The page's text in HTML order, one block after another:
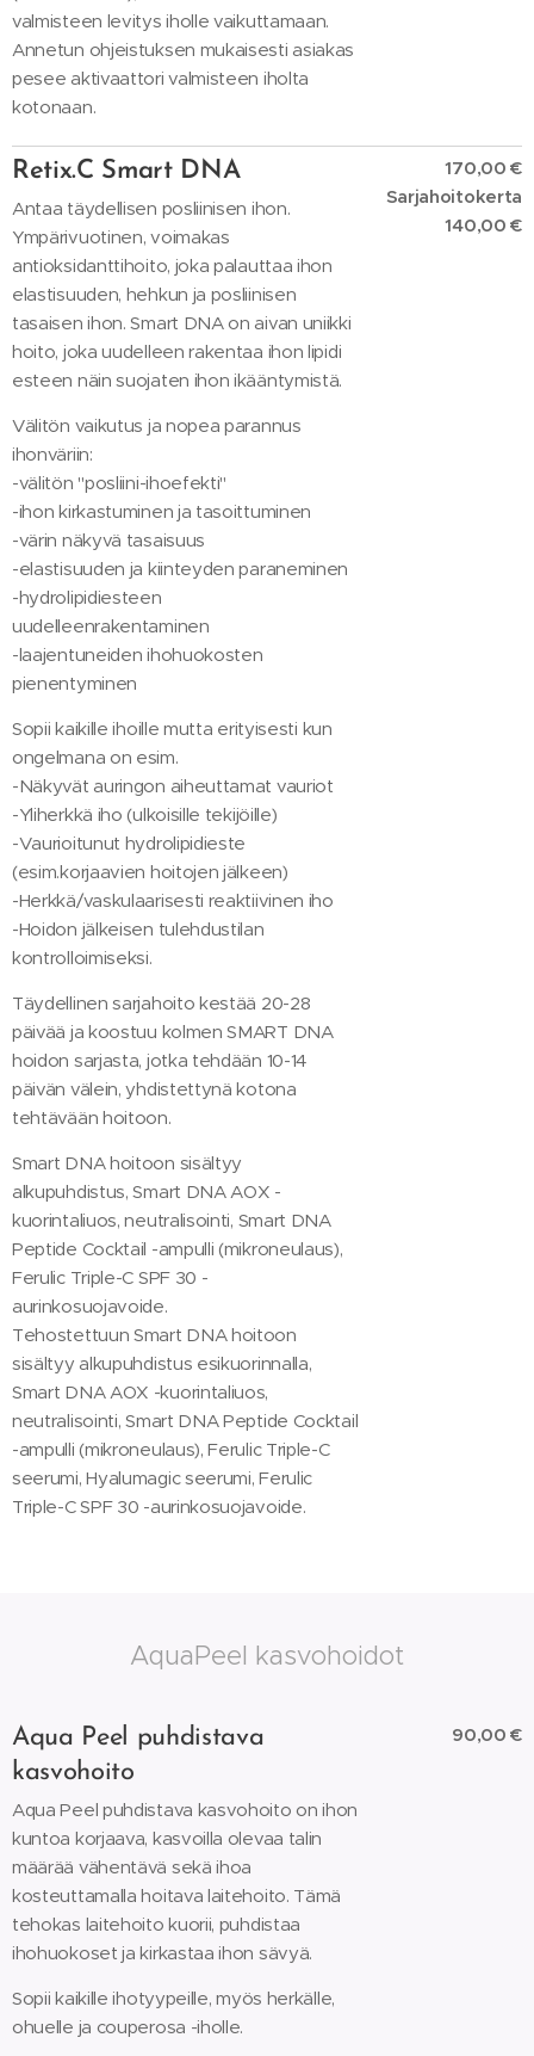
valmisteen levitys iholle vaikuttamaan.
Annetun ohjeistuksen mukaisesti asiakas
pesee aktivaattori valmisteen iholta
kotonaan.
Retix.C Smart DNA
Antaa täydellisen posliinisen ihon.
Ympärivuotinen, voimakas
antioksidanttihoito, joka palauttaa ihon
elastisuuden, hehkun ja posliinisen
tasaisen ihon. Smart DNA on aivan uniikki
hoito, joka uudelleen rakentaa ihon lipidi
esteen näin suojaten ihon ikääntymistä.
Välitön vaikutus ja nopea parannus
ihonväriin:
-välitön "posliini-ihoefekti"
-ihon kirkastuminen ja tasoittuminen
-värin näkyvä tasaisuus
-elastisuuden ja kiinteyden paraneminen
-hydrolipidiesteen
uudelleenrakentaminen
-laajentuneiden ihohuokosten
pienentyminen
Sopii kaikille ihoille mutta erityisesti kun
ongelmana on esim.
-Näkyvät auringon aiheuttamat vauriot
-Yliherkkä iho (ulkoisille tekijöille)
-Vaurioitunut hydrolipidieste
(esim.korjaavien hoitojen jälkeen)
-Herkkä/vaskulaarisesti reaktiivinen iho
-Hoidon jälkeisen tulehdustilan
kontrolloimiseksi.
Täydellinen sarjahoito kestää 20-28
päivää ja koostuu kolmen SMART DNA
hoidon sarjasta, jotka tehdään 10-14
päivän välein, yhdistettynä kotona
tehtävään hoitoon.
Smart DNA hoitoon sisältyy
alkupuhdistus, Smart DNA AOX -
kuorintaliuos, neutralisointi, Smart DNA
Peptide Cocktail -ampulli (mikroneulaus),
Ferulic Triple-C SPF 30 -
aurinkosuojavoide.
Tehostettuun Smart DNA hoitoon
sisältyy alkupuhdistus esikuorinnalla,
Smart DNA AOX -kuorintaliuos,
neutralisointi, Smart DNA Peptide Cocktail
-ampulli (mikroneulaus), Ferulic Triple-C
seerumi, Hyalumagic seerumi, Ferulic
Triple-C SPF 30 -aurinkosuojavoide.
170,00 €
Sarjahoitokerta
140,00 €
AquaPeel kasvohoidot
Aqua Peel puhdistava
kasvohoito
Aqua Peel puhdistava kasvohoito on ihon
kuntoa korjaava, kasvoilla olevaa talin
määrää vähentävä sekä ihoa
kosteuttamalla hoitava laitehoito. Tämä
tehokas laitehoito kuorii, puhdistaa
ihohuokoset ja kirkastaa ihon sävyä.
Sopii kaikille ihotyypeille, myös herkälle,
ohuelle ja couperosa -iholle.
90,00 €